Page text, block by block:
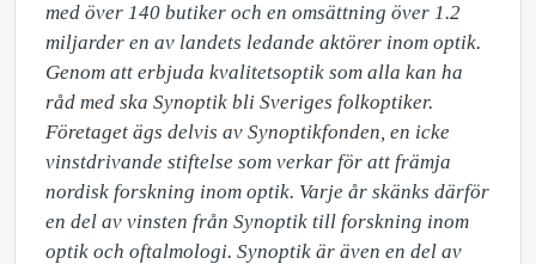
med över 140 butiker och en omsättning över 1.2
miljarder en av landets ledande aktörer inom optik.
Genom att erbjuda kvalitetsoptik som alla kan ha
råd med ska Synoptik bli Sveriges folkoptiker.
Företaget ägs delvis av Synoptikfonden, en icke
vinstdrivande stiftelse som verkar för att främja
nordisk forskning inom optik. Varje år skänks därför
en del av vinsten från Synoptik till forskning inom
optik och oftalmologi. Synoptik är även en del av